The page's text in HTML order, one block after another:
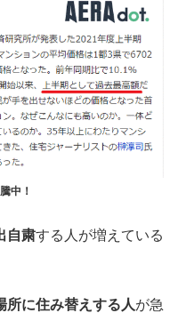
中！
自粛する人が増えている
所に住み替えする人が急